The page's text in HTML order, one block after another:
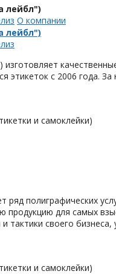
лейбл")
О компании
лейбл")
этикеток с 2006 года.
и самоклейки)
ряд полиграфических
продукцию для самых
и тактики своего
и самоклейки)